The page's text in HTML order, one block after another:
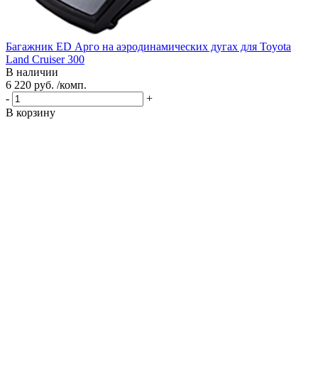
Багажник ED Арго на аэродинамических дугах для Toyota
Land Cruiser 300
В наличии
6 220 руб. /комп.
-
+
В корзину